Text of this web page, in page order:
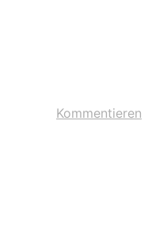
Kommentieren